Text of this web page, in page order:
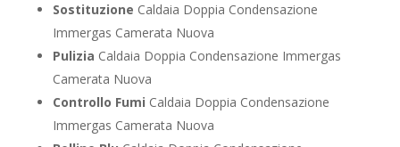
Sostituzione Caldaia Doppia Condensazione
Immergas Camerata Nuova
Pulizia Caldaia Doppia Condensazione Immergas
Camerata Nuova
Controllo Fumi Caldaia Doppia Condensazione
Immergas Camerata Nuova